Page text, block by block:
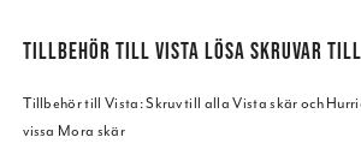
TILLBEHÖR TILL VISTA LÖSA SKRUVAR
Tillbehör till Vista: Skruv till alla Vista skäroch
vissa Mora skär